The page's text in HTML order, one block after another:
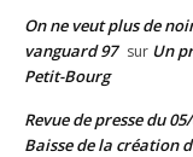
On ne veut plus de
vanguard 97 sur Un
Petit-Bourg
Revue de presse du
Baisse de la création